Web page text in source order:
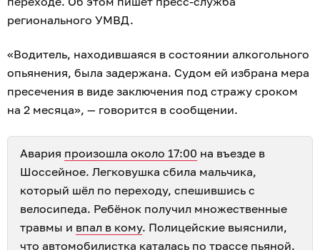
регионального УМВД.
«Водитель, находившаяся в состоянии алкогольного
опьянения, была задержана. Судом ей избрана мера
пресечения в виде заключения под стражу сроком
на 2 месяца», — говорится в сообщении.
Авария произошла около 17:00 на въезде в
Шоссейное. Легковушка сбила мальчика,
который шёл по переходу, спешившись с
велосипеда. Ребёнок получил множественные
травмы и впал в кому. Полицейские выяснили,
что автомобилистка каталась по трассе пьяной.